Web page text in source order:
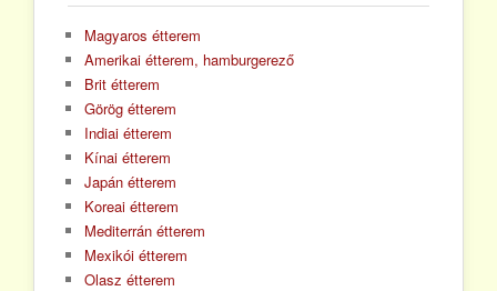
Magyaros étterem
Amerikai étterem, hamburgerező
Brit étterem
Görög étterem
Indiai étterem
Kínai étterem
Japán étterem
Koreai étterem
Mediterrán étterem
Mexikói étterem
Olasz étterem